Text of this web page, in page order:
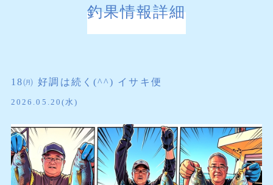
釣果情報詳細
18㈪ 好調は続く(^^) イサキ便
2026.05.20(水)